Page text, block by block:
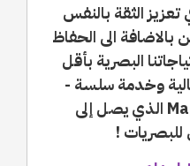
الثقة بالنفس
بالاضافة الى الحفاظ
البصرية بأقل
وخدمة سلسة -
إستعمل كود Magrabi 2026 الذي يصل إلى